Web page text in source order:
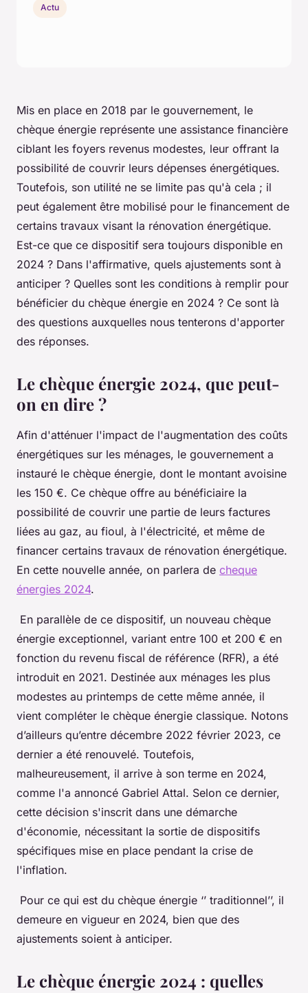
Mis en place en 2018 par le gouvernement, le
chèque énergie représente une assistance financière
ciblant les foyers revenus modestes, leur offrant la
possibilité de couvrir leurs dépenses énergétiques.
Toutefois, son utilité ne se limite pas qu'à cela ; il
peut également être mobilisé pour le financement de
certains travaux visant la rénovation énergétique.
Est-ce que ce dispositif sera toujours disponible en
2024 ? Dans l'affirmative, quels ajustements sont à
anticiper ? Quelles sont les conditions à remplir pour
bénéficier du chèque énergie en 2024 ? Ce sont là
des questions auxquelles nous tenterons d'apporter
des réponses.
Le chèque énergie 2024, que peut-
on en dire ?
Afin d'atténuer l'impact de l'augmentation des coûts
énergétiques sur les ménages, le gouvernement a
instauré le chèque énergie, dont le montant avoisine
les 150 €. Ce chèque offre au bénéficiaire la
possibilité de couvrir une partie de leurs factures
liées au gaz, au fioul, à l'électricité, et même de
financer certains travaux de rénovation énergétique.
En cette nouvelle année, on parlera de cheque
énergies 2024.
En parallèle de ce dispositif, un nouveau chèque
énergie exceptionnel, variant entre 100 et 200 € en
fonction du revenu fiscal de référence (RFR), a été
introduit en 2021. Destinée aux ménages les plus
modestes au printemps de cette même année, il
vient compléter le chèque énergie classique. Notons
d’ailleurs qu’entre décembre 2022 février 2023, ce
dernier a été renouvelé. Toutefois,
malheureusement, il arrive à son terme en 2024,
comme l'a annoncé Gabriel Attal. Selon ce dernier,
cette décision s'inscrit dans une démarche
d'économie, nécessitant la sortie de dispositifs
spécifiques mise en place pendant la crise de
l'inflation.
Pour ce qui est du chèque énergie ‘’ traditionnel’’, il
demeure en vigueur en 2024, bien que des
ajustements soient à anticiper.
Le chèque énergie 2024 : quelles
Actu